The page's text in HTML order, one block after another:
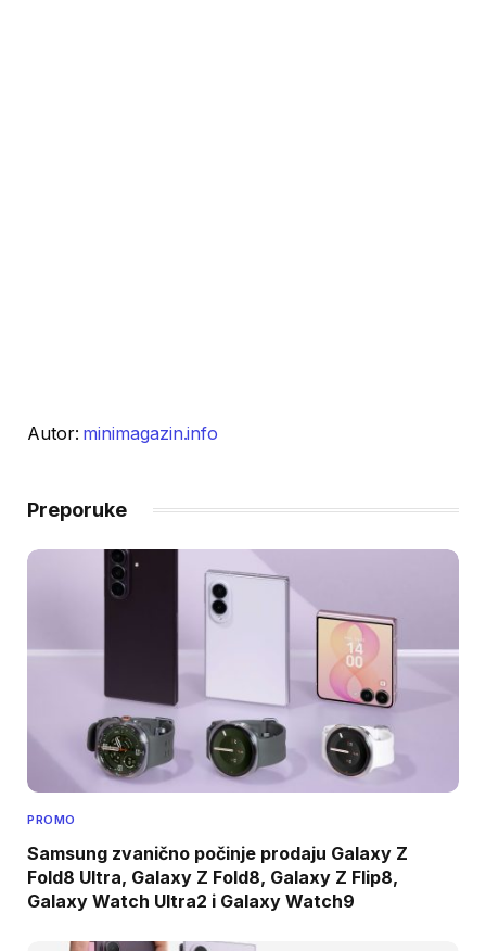
Autor: minimagazin.info
Preporuke
PROMO
Samsung zvanično počinje prodaju Galaxy Z
Fold8 Ultra, Galaxy Z Fold8, Galaxy Z Flip8,
Galaxy Watch Ultra2 i Galaxy Watch9